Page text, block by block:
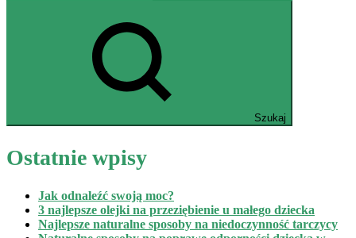
Szukaj
Ostatnie wpisy
Jak odnaleźć swoją moc?
3 najlepsze olejki na przeziębienie u małego dziecka
Najlepsze naturalne sposoby na niedoczynność tarczycy